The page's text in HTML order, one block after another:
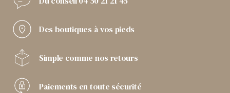
Des boutiques à vos pieds
Simple comme nos retours
Paiements en toute sécurité